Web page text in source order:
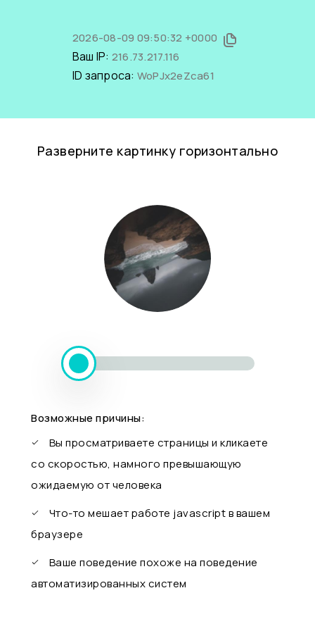
2026-08-09 09:50:32 +0000
Ваш IP: 216.73.217.116
ID запроса: WoPJx2eZca61
Разверните картинку горизонтально
Возможные причины:
Вы просматриваете страницы и кликаете
со скоростью, намного превышающую
ожидаемую от человека
Что-то мешает работе javascript в вашем
браузере
Ваше поведение похоже на поведение
автоматизированных систем